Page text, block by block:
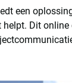
een
helpt. Dit online